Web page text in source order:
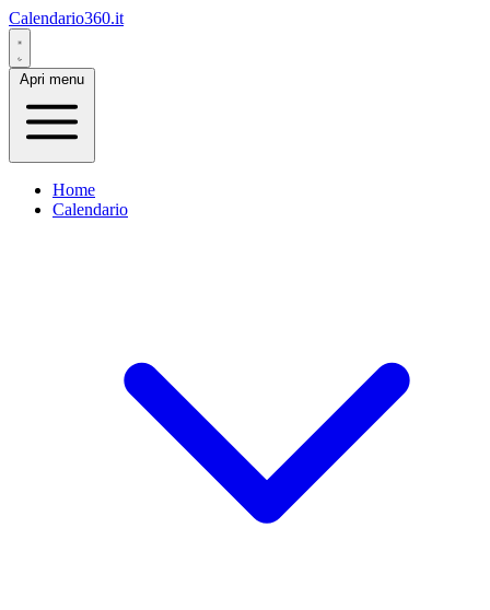
Calendario360.it
Apri menu
Home
Calendario